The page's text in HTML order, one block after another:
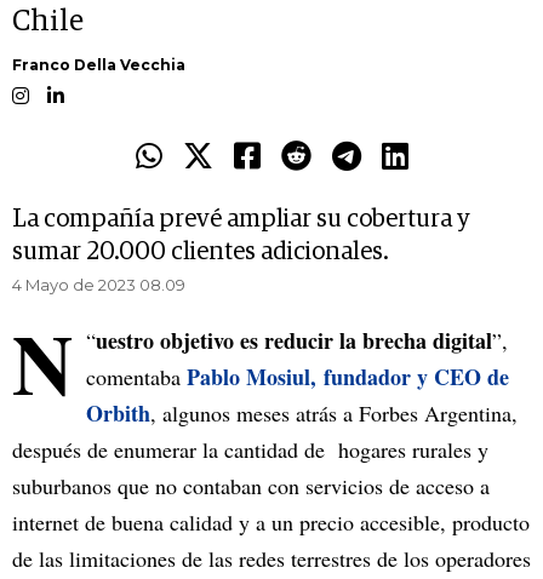
Chile
Franco Della Vecchia
La compañía prevé ampliar su cobertura y
sumar 20.000 clientes adicionales.
4 Mayo de 2023 08.09
“
N uestro objetivo es reducir la brecha digital”,
comentaba Pablo Mosiul, fundador y CEO de
Orbith, algunos meses atrás a Forbes Argentina,
después de enumerar la cantidad de hogares rurales y
suburbanos que no contaban con servicios de acceso a
internet de buena calidad y a un precio accesible, producto
de las limitaciones de las redes terrestres de los operadores